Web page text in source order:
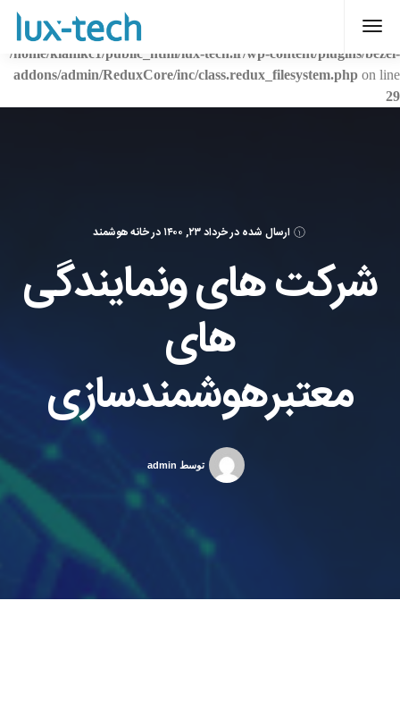
Warning
: Creating default object from empty value in
/home/kianikc1/public_html/lux-tech.ir/wp-content/plugins/bezel-
addons/admin/ReduxCore/inc/class.redux_filesystem.php on line
29
ارسال شده درخرداد ۲۳, ۱۴۰۰ درخانه هوشمند
شرکت های ونمایندگی
های
معتبرهوشمندسازی
توسط admin